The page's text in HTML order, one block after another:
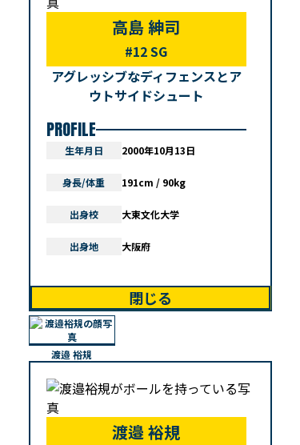
高島 紳司
#12 SG
アグレッシブなディフェンスとア
ウトサイドシュート
PROFILE
生年月日 2000年10月13日
身長/体重 191cm / 90kg
出身校 大東文化大学
出身地 大阪府
閉じる
渡邉 裕規
渡邉 裕規